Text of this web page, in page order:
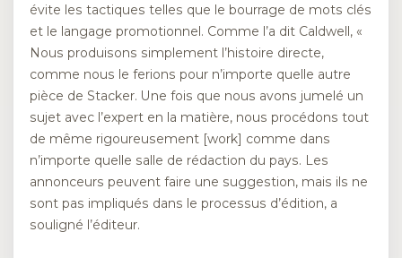
évite les tactiques telles que le bourrage de mots clés
et le langage promotionnel. Comme l’a dit Caldwell, «
Nous produisons simplement l’histoire directe,
comme nous le ferions pour n’importe quelle autre
pièce de Stacker. Une fois que nous avons jumelé un
sujet avec l’expert en la matière, nous procédons tout
de même rigoureusement [work] comme dans
n’importe quelle salle de rédaction du pays. Les
annonceurs peuvent faire une suggestion, mais ils ne
sont pas impliqués dans le processus d’édition, a
souligné l’éditeur.